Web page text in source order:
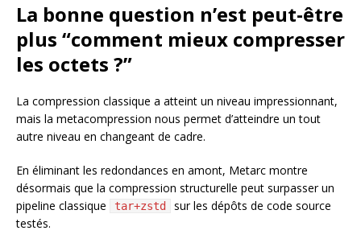
La bonne question n’est peut-être
plus “comment mieux compresser
les octets ?”
La compression classique a atteint un niveau impressionnant,
mais la metacompression nous permet d’atteindre un tout
autre niveau en changeant de cadre.
En éliminant les redondances en amont, Metarc montre
désormais que la compression structurelle peut surpasser un
pipeline classique
tar+zstd
sur les dépôts de code source
testés.